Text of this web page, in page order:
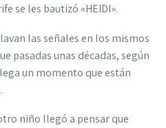
se les bautizó «HEIDI».
las señales en los mismos
pasadas unas décadas, según
un momento que están
niño llegó a pensar que